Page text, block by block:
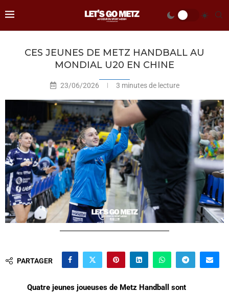
CES JEUNES DE METZ HANDBALL AU
MONDIAL U20 EN CHINE
23/06/2026 3 minutes de lecture
PARTAGER
Quatre jeunes joueuses de Metz Handball sont